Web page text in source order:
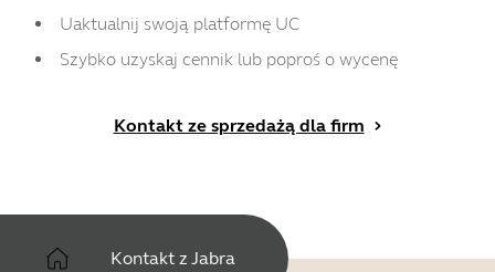
Uaktualnij swoją platformę UC
Szybko uzyskaj cennik lub poproś o wycenę
Kontakt ze sprzedażą dla firm
Kontakt z Jabra